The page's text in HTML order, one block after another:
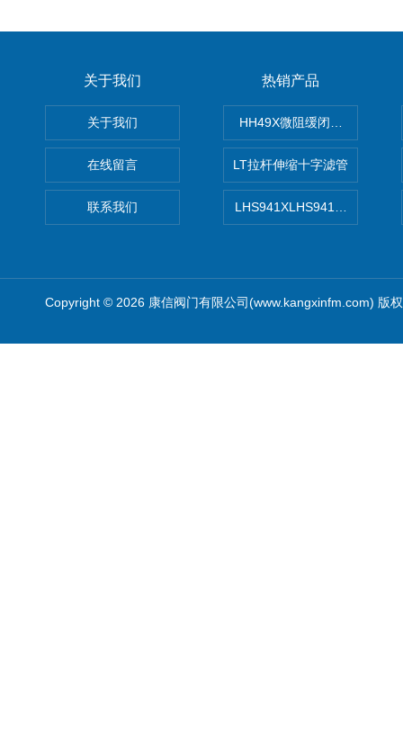
关于我们
关于我们
在线留言
联系我们
热销产品
HH49X微阻缓闭蝶式止回阀
LT拉杆伸缩十字滤管
LHS941XLHS941X调压调流
Copyright © 2026 康信阀门有限公司(www.kangxinfm.com) 版